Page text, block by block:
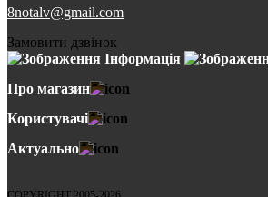
8notalv@gmail.com
Замовити дзвінок
Інформація
Про магазин
Користувачі
Актуально